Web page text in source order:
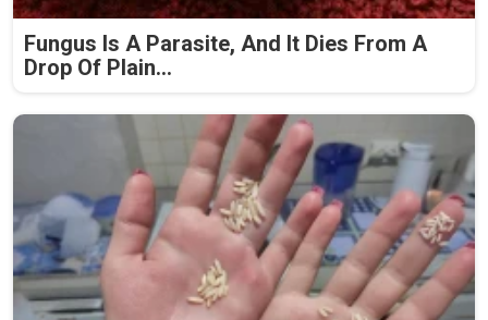
Fungus Is A Parasite, And It Dies From A
Drop Of Plain...